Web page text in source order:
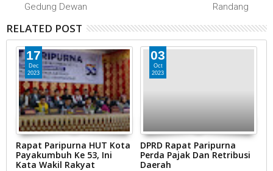
Gedung Dewan
Randang
RELATED POST
17
Dec
2023
Rapat Paripurna HUT Kota
Payakumbuh Ke 53, Ini
Kata Wakil Rakyat
03
Oct
2023
DPRD Rapat Paripurna
Perda Pajak Dan Retribusi
Daerah